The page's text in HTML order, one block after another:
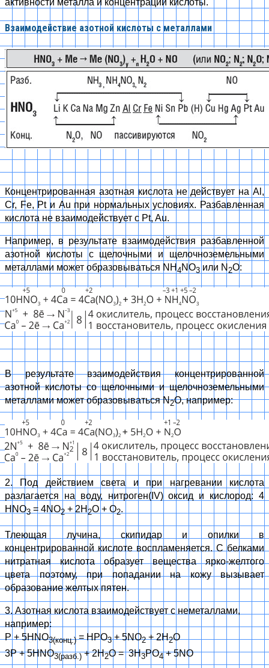
Взаимодействие азотной кислоты с металлами
Концентрированная азотная кислота не действует на Al,
Cr, Fe, Pt и Au при нормальных условиях. Разбавленная
кислота не взаимодействует с Pt, Au.
Например, в результате взаимодействия разбавленной
азотной кислоты с щелочными и щелочноземельными
металлами может образовываться NH 4NO3 или N 2O:
В результате взаимодействия концентрированной
азотной кислоты со щелочными и щелочноземельными
металлами может образовываться N2O, например:
2. Под действием света и при нагревании кислота
разлагается на воду, нитроген(IV) оксид и кислород: 4
HNO3 = 4NO2 + 2H 2O + O2.
Тлеющая лучина, скипидар и опилки в
концентрированной кислоте воспламеняется. С белками
нитратная кислота образует вещества ярко-желтого
цвета поэтому, при попадании на кожу вызывает
образование желтых пятен.
3. Азотная кислота взаимодействует с неметаллами,
например:
Р + 5HNO3(конц.)= НРО3+ 5NO2+ 2H2O
3Р + 5HNO3(разб.)+ 2H2O = 3Н3РО4+ 5NO